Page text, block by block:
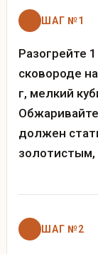
ШАГ №1
Разогрейте
сковороде
г, мелкий
должен
золотистым,
ШАГ №2